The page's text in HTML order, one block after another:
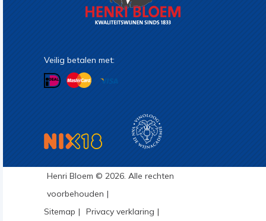
Veilig betalen met:
Henri Bloem © 2026. Alle rechten
voorbehouden
Sitemap
Privacy verklaring